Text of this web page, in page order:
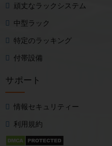
頑丈なラックシステム
中型ラック
特定のラッキング
付帯設備
サポート
情報セキュリティー
利用規約